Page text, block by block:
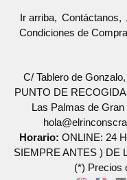
Ir arriba Contáctanos
Condiciones de Compra
C/ Tablero de
PUNTO DE
Las Palmas de
Horario: ONLINE: 24
SIEMPRE ANTES ) DE
(*) Precios